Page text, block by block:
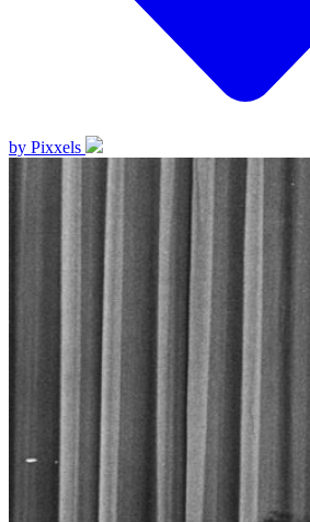
by Pixxels